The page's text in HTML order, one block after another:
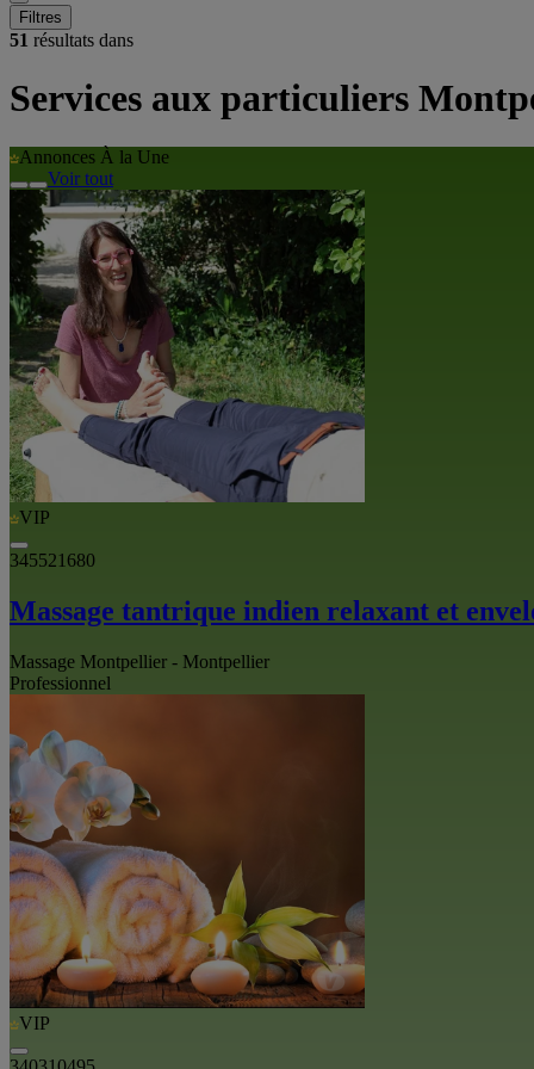
Filtres
51 résultats dans
Services aux particuliers
Annonces À la Une
Voir tout
VIP
345521680
Massage tantrique indien relaxant et
Massage Montpellier - Montpellier
Professionnel
VIP